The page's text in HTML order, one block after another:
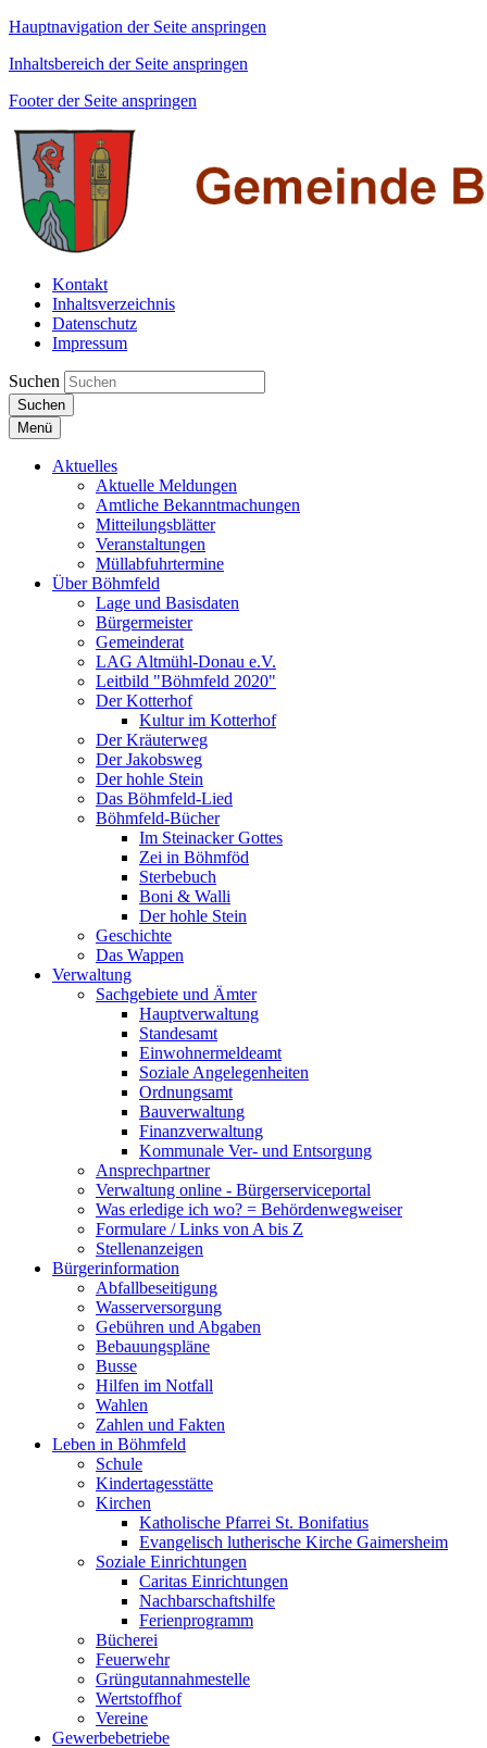
Hauptnavigation der Seite anspringen
Inhaltsbereich der Seite anspringen
Footer der Seite anspringen
Kontakt
Inhaltsverzeichnis
Datenschutz
Impressum
Suchen
Suchen
Menü
Aktuelles
Aktuelle Meldungen
Amtliche Bekanntmachungen
Mitteilungsblätter
Veranstaltungen
Müllabfuhrtermine
Über Böhmfeld
Lage und Basisdaten
Bürgermeister
Gemeinderat
LAG Altmühl-Donau e.V.
Leitbild "Böhmfeld 2020"
Der Kotterhof
Kultur im Kotterhof
Der Kräuterweg
Der Jakobsweg
Der hohle Stein
Das Böhmfeld-Lied
Böhmfeld-Bücher
Im Steinacker Gottes
Zei in Böhmföd
Sterbebuch
Boni & Walli
Der hohle Stein
Geschichte
Das Wappen
Verwaltung
Sachgebiete und Ämter
Hauptverwaltung
Standesamt
Einwohnermeldeamt
Soziale Angelegenheiten
Ordnungsamt
Bauverwaltung
Finanzverwaltung
Kommunale Ver- und Entsorgung
Ansprechpartner
Verwaltung online - Bürgerserviceportal
Was erledige ich wo? = Behördenwegweiser
Formulare / Links von A bis Z
Stellenanzeigen
Bürgerinformation
Abfallbeseitigung
Wasserversorgung
Gebühren und Abgaben
Bebauungspläne
Busse
Hilfen im Notfall
Wahlen
Zahlen und Fakten
Leben in Böhmfeld
Schule
Kindertagesstätte
Kirchen
Katholische Pfarrei St. Bonifatius
Evangelisch lutherische Kirche Gaimersheim
Soziale Einrichtungen
Caritas Einrichtungen
Nachbarschaftshilfe
Ferienprogramm
Bücherei
Feuerwehr
Grüngutannahmestelle
Wertstoffhof
Vereine
Gewerbebetriebe